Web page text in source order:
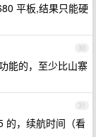
平板,结果只能硬
30
能的，至少比山寨
31
的，续航时间（看